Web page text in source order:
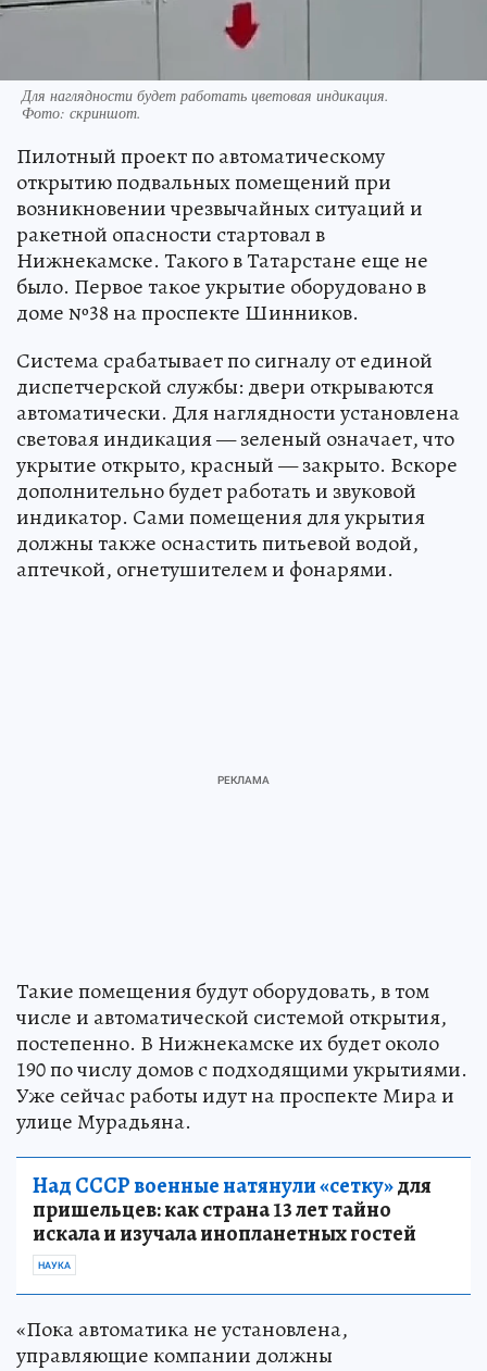
Для наглядности будет работать цветовая индикация.
Фото: скриншот.
Пилотный проект по автоматическому
открытию подвальных помещений при
возникновении чрезвычайных ситуаций и
ракетной опасности стартовал в
Нижнекамске. Такого в Татарстане еще не
было. Первое такое укрытие оборудовано в
доме №38 на проспекте Шинников.
Система срабатывает по сигналу от единой
диспетчерской службы: двери открываются
автоматически. Для наглядности установлена
световая индикация — зеленый означает, что
укрытие открыто, красный — закрыто. Вскоре
дополнительно будет работать и звуковой
индикатор. Сами помещения для укрытия
должны также оснастить питьевой водой,
аптечкой, огнетушителем и фонарями.
Такие помещения будут оборудовать, в том
числе и автоматической системой открытия,
постепенно. В Нижнекамске их будет около
190 по числу домов с подходящими укрытиями.
Уже сейчас работы идут на проспекте Мира и
улице Мурадьяна.
Над СССР военные натянули «сетку»для
пришельцев: как страна 13 лет тайно
искала и изучала инопланетных гостей
НАУКА
«Пока автоматика не установлена,
управляющие компании должны